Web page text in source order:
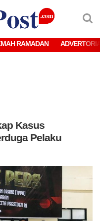
RAMADAN
Kasus
Pelaku